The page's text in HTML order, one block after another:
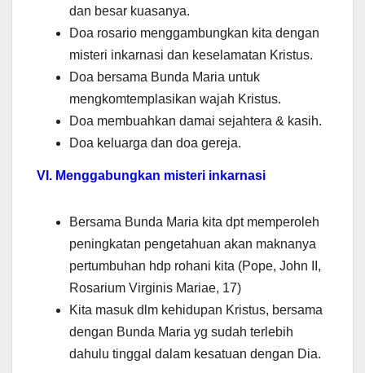
dan besar kuasanya.
Doa rosario menggambungkan kita dengan
misteri inkarnasi dan keselamatan Kristus.
Doa bersama Bunda Maria untuk
mengkomtemplasikan wajah Kristus.
Doa membuahkan damai sejahtera & kasih.
Doa keluarga dan doa gereja.
VI. Menggabungkan misteri inkarnasi
Bersama Bunda Maria kita dpt memperoleh
peningkatan pengetahuan akan maknanya
pertumbuhan hdp rohani kita (Pope, John II,
Rosarium Virginis Mariae, 17)
Kita masuk dlm kehidupan Kristus, bersama
dengan Bunda Maria yg sudah terlebih
dahulu tinggal dalam kesatuan dengan Dia.